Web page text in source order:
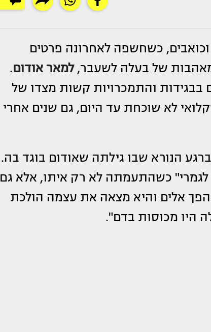
כשחשפה לאחרונה פרטים
של בעלה לשעבר,למאר אודום.
בבגידות והתמכרויות קשות מצדו של
לא שוכחת עד היום, גם שנים אחרי
הנורא שבו גילתה שאודום בוגד בה.
כשהתעמתה לא רק איתו, אלא גם
אלים והיא מצאה את עצמה הולכת
היו מכוסות בדם".